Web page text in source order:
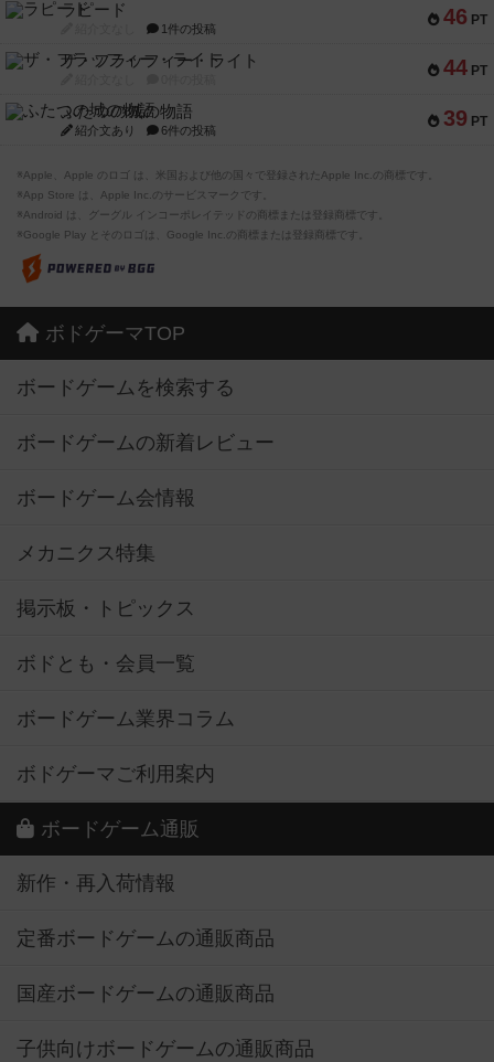
46 PT
ラピード
1件の投稿
44 PT
ザ・フラッフィー・ライト
39 PT
ふたつの城の物語
紹介文あり 6件の投稿
※Apple、Apple のロゴ は、米国および他の国々で登録されたApple Inc.の商標です。
※App Store は、Apple Inc.のサービスマークです。
※Android は、グーグル インコーポレイテッドの商標または登録商標です。
※Google Play とそのロゴは、Google Inc.の商標または登録商標です。
ボドゲーマTOP
ボードゲームを検索する
ボードゲームの新着レビュー
ボードゲーム会情報
メカニクス特集
掲示板・トピックス
ボドとも・会員一覧
ボードゲーム業界コラム
ボドゲーマご利用案内
ボードゲーム通販
新作・再入荷情報
定番ボードゲームの通販商品
国産ボードゲームの通販商品
子供向けボードゲームの通販商品